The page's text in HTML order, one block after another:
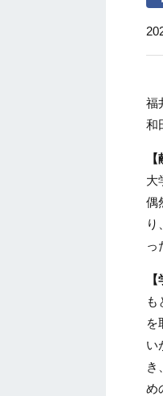
福
和
大
偶
り
っ
も
を
い
き
め